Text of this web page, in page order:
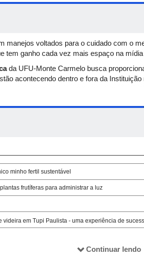
manejos voltados para o cuidado com o
tem ganho cada vez mais espaço na
da UFU-Monte Carmelo busca
acontecendo dentro e fora da
minho fertil sustentável
frutíferas para administrar a luz
videira em Tupi Paulista - uma experiência de
Continuar lendo